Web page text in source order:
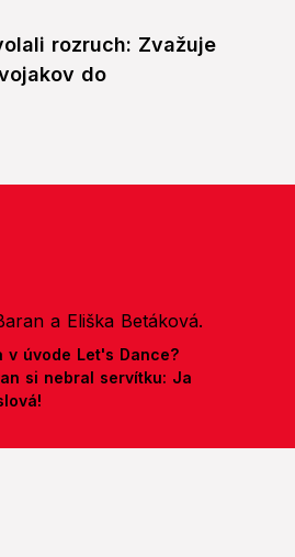
rozruch: Zvažuje
do
v úvode Let's Dance?
si nebral servítku: Ja